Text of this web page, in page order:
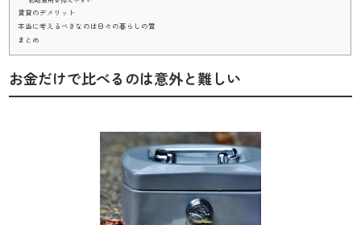
賃貸のデメリット
本当に考えるべきなのは日々の暮らしの質
まとめ
お金だけで比べるのは意外と難しい